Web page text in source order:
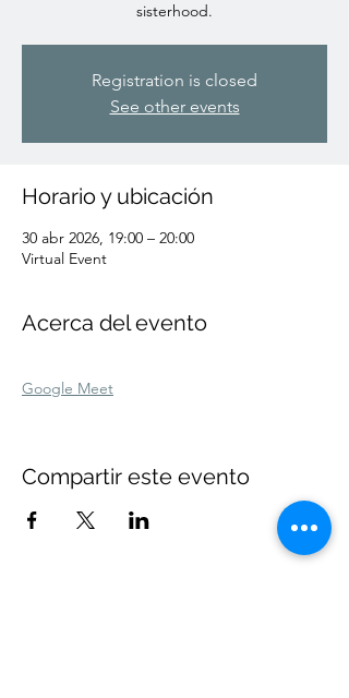
sisterhood.
Registration is closed
See other events
Horario y ubicación
30 abr 2026, 19:00 – 20:00
Virtual Event
Acerca del evento
Google Meet
Compartir este evento